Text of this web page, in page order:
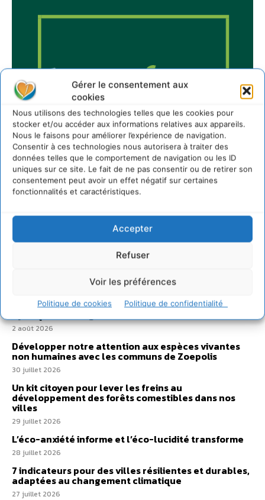
Gérer le consentement aux
cookies
Nous utilisons des technologies telles que les cookies pour
stocker et/ou accéder aux informations relatives aux appareils.
Nous le faisons pour améliorer l’expérience de navigation.
Consentir à ces technologies nous autorisera à traiter des
données telles que le comportement de navigation ou les ID
uniques sur ce site. Le fait de ne pas consentir ou de retirer son
consentement peut avoir un effet négatif sur certaines
fonctionnalités et caractéristiques.
Accepter
Refuser
Voir les préférences
Politique de cookies Politique de confidentialité
Comment le sol français a perdu sa mémoire
2 août 2026
Développer notre attention aux espèces vivantes
non humaines avec les communs de Zoepolis
30 juillet 2026
Un kit citoyen pour lever les freins au
développement des forêts comestibles dans nos
villes
29 juillet 2026
L’éco-anxiété informe et l’éco-lucidité transforme
28 juillet 2026
7 indicateurs pour des villes résilientes et durables,
adaptées au changement climatique
27 juillet 2026